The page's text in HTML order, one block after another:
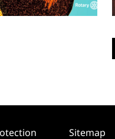
Sitemap